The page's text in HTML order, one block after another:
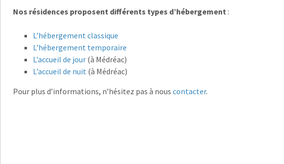
Nos résidences proposent différents types d’hébergement :
L’hébergement classique
L’hébergement temporaire
L’accueil de jour (à Médréac)
L’accueil de nuit (à Médréac)
Pour plus d’informations, n’hésitez pas à nouscontacter.